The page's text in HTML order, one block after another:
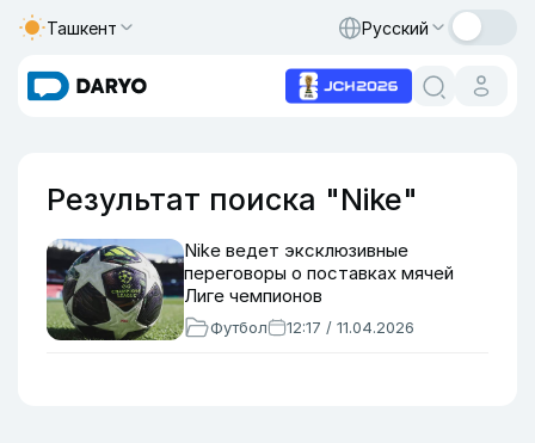
Ташкент Русский
Результат поиска "Nike"
Nike ведет эксклюзивные
переговоры о поставках мячей
Лиге чемпионов
Футбол 12:17 / 11.04.2026